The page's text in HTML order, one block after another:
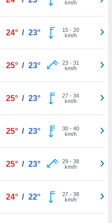
km/h
24° / 23° 15- 20
km/h
25° / 23° 23- 31
km/h
25° / 23° 27- 34
km/h
25° / 23° 30- 40
km/h
25° / 23° 29- 38
km/h
24° / 22° 27- 38
km/h